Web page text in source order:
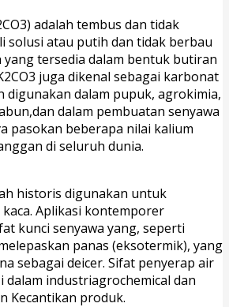
adalah tembus dan tidak
solusi atau putih dan tidak berbau
yangtersedia dalam bentuk butiran
juga dikenal sebagai karbonat
digunakan dalam pupuk, agrokimia,
dan dalam pembuatan senyawa
pasokan beberapa nilai kalium
di seluruh dunia.
historis digunakan untuk
kaca. Aplikasi kontemporer
kunci senyawa yang, seperti
panas (eksotermik), yang
sebagai deicer. Sifat penyerap air
dalam industriagrochemical dan
Kecantikan produk.